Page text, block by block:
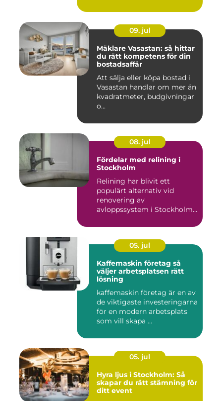
09. jul
Mäklare Vasastan: så hittar
du rätt kompetens för din
bostadsaffär
Att sälja eller köpa bostad i
Vasastan handlar om mer än
kvadratmeter, budgivningar
o...
08. jul
Fördelar med relining i
Stockholm
Relining har blivit ett
populärt alternativ vid
renovering av
avloppssystem i Stockholm.
05. jul
Kaffemaskin företag så
väljer arbetsplatsen rätt
lösning
kaffemaskin företag är en av
de viktigaste investeringarna
för en modern arbetsplats
som vill skapa ...
05. jul
Hyra ljus i Stockholm: Så
skapar du rätt stämning för
ditt event